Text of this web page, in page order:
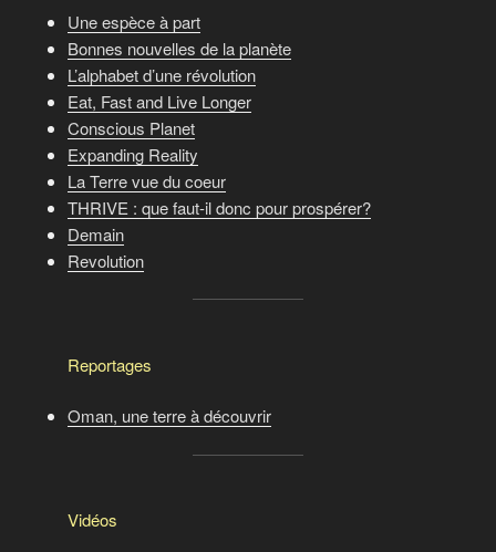
Une espèce à part
Bonnes nouvelles de la planète
L’alphabet d’une révolution
Eat, Fast and Live Longer
Conscious Planet
Expanding Reality
La Terre vue du coeur
THRIVE : que faut-il donc pour prospérer?
Demain
Revolution
Reportages
Oman, une terre à découvrir
Vidéos